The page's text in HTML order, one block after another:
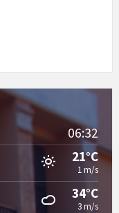
06:32
21°C
1 m/s
34°C
3 m/s